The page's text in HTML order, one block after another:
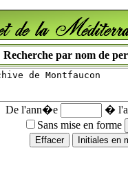
Recherche par nom de
De l'ann�e
�
Sans mise en forme